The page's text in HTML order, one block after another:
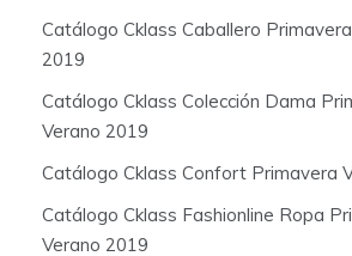
Catálogo Cklass Caballero
2019
Catálogo Cklass Colección Dama
Verano 2019
Catálogo Cklass Confort Primavera
Catálogo Cklass Fashionline Ropa
Verano 2019